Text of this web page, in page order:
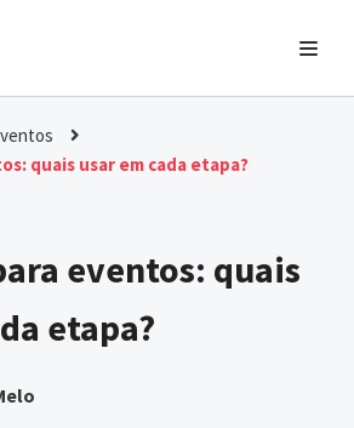
quais usar em cada etapa?
eventos: quais
etapa?